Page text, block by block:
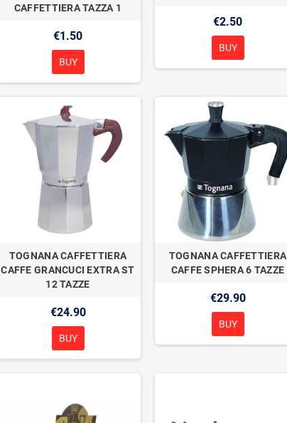
CAFFETTIERA TAZZA 1
€1.50
BUY
€2.50
BUY
TOGNANA CAFFETTIERA
CAFFE GRANCUCI EXTRA ST
12 TAZZE
€24.90
BUY
TOGNANA CAFFETTIERA
CAFFE SPHERA 6 TAZZE
€29.90
BUY